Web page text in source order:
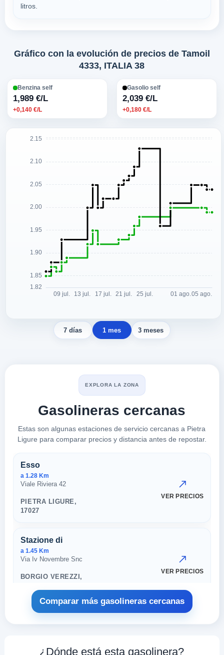
litros.
Gráfico con la evolución de precios de Tamoil
4333, ITALIA 38
Benzina self
1,989 €/L
+0,140 €/L
Gasolio self
2,039 €/L
+0,180 €/L
7 días 1 mes 3 meses
EXPLORA LA ZONA
Gasolineras cercanas
Estas son algunas estaciones de servicio cercanas a Pietra
Ligure para comparar precios y distancia antes de repostar.
Estaciones cercanas en Pietra
Esso
a 1.28 Km
Viale Riviera 42
PIETRA LIGURE,
17027
VER PRECIOS
Stazione di
a 1.45 Km
Via Iv Novembre Snc
BORGIO VEREZZI,
VER PRECIOS
PIETRA LIGURE-SS.
a 1.67 Km
PIETRA LIGURE,
Comparar más gasolineras cercanas
¿Dónde está esta gasolinera?